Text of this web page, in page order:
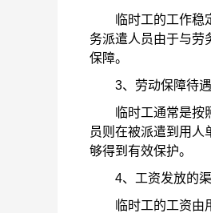
临时工的工作稳定
务派遣人员由于与劳
保障。
3、劳动保障待遇
临时工通常是按照
员则在被派遣到用人
够得到有效保护。
4、工资发放的渠
临时工的工资由用